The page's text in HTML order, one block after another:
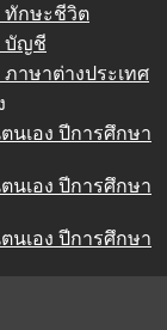
ทักษะชีวิต
บัญชี
าษาต่างประเทศ
นเอง ปีการศึกษา
นเอง ปีการศึกษา
นเอง ปีการศึกษา